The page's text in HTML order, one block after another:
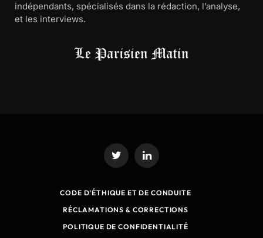
indépendants, spécialisés dans la rédaction, l’analyse,
et les interviews.
Twitter LinkedIn
CODE D’ÉTHIQUE ET DE CONDUITE
RÉCLAMATIONS & CORRECTIONS
POLITIQUE DE CONFIDENTIALITÉ